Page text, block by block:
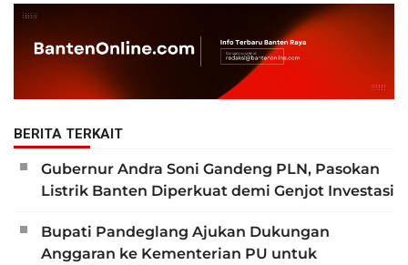
BERITA TERKAIT
Gubernur Andra Soni Gandeng PLN, Pasokan
Listrik Banten Diperkuat demi Genjot Investasi
Bupati Pandeglang Ajukan Dukungan
Anggaran ke Kementerian PU untuk